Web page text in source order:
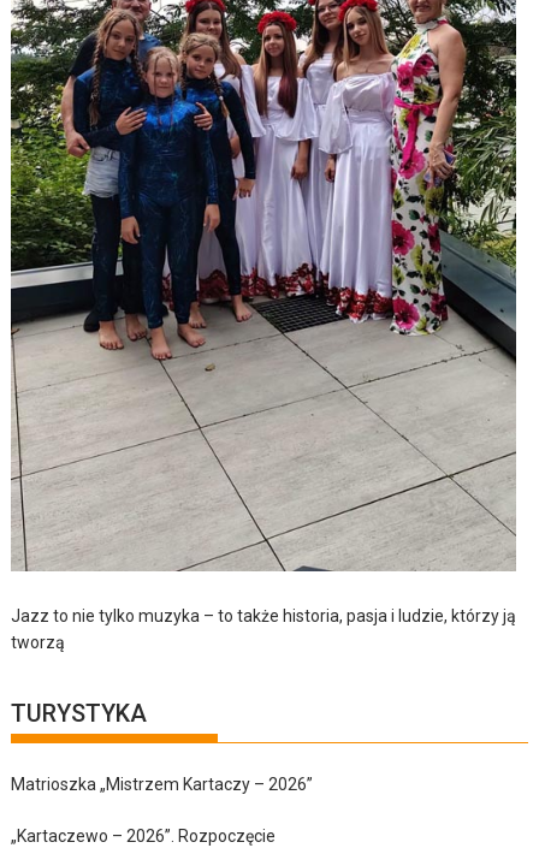
Jazz to nie tylko muzyka – to także historia, pasja i ludzie, którzy ją
tworzą
TURYSTYKA
Matrioszka „Mistrzem Kartaczy – 2026”
„Kartaczewo – 2026”. Rozpoczęcie